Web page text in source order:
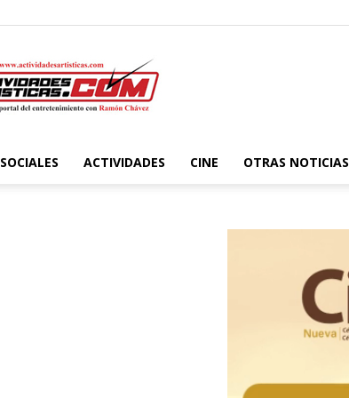
Actividadesartisticas.com
SOCIALES ACTIVIDADES CINE OTRAS NOTICIAS